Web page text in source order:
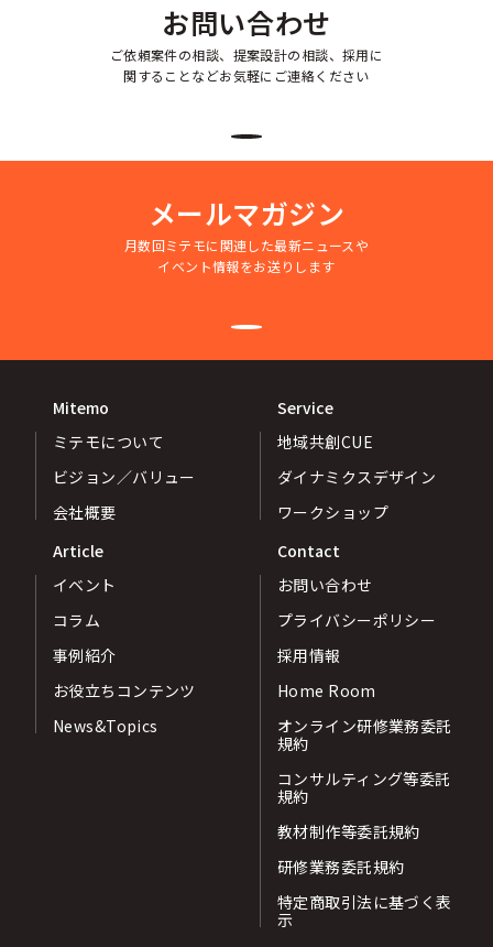
お問い合わせ
ご依頼案件の相談、提案設計の相談、採用に
関することなどお気軽にご連絡ください
メールマガジン
月数回ミテモに関連した最新ニュースや
イベント情報をお送りします
Mitemo
ミテモについて
ビジョン／バリュー
会社概要
Service
地域共創CUE
ダイナミクスデザイン
ワークショップ
Article
イベント
コラム
事例紹介
お役立ちコンテンツ
News&Topics
Contact
お問い合わせ
プライバシーポリシー
採用情報
Home Room
オンライン研修業務委託
規約
コンサルティング等委託
規約
教材制作等委託規約
研修業務委託規約
特定商取引法に基づく表
示